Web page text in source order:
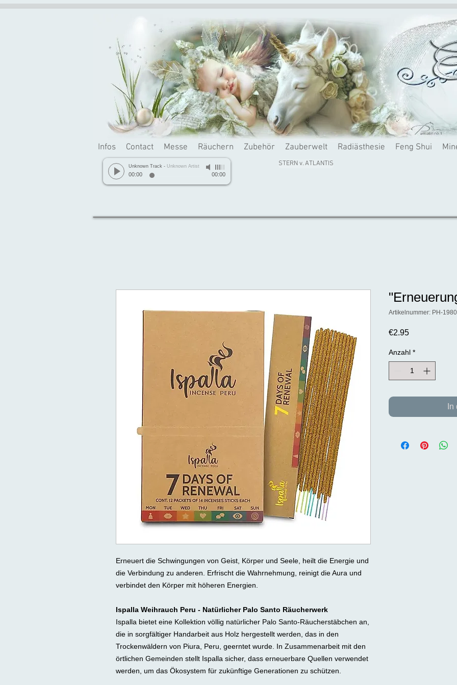
Infos Contact Messe Räuchern Zubehör Zauberwelt Radiästhesie Feng Shui
Unknown Track - Unknown Artist
00:00 00:00
STERN v. ATLANTIS
Erneuert die Schwingungen von Geist, Körper und Seele, heilt die Energie und
die Verbindung zu anderen. Erfrischt die Wahrnehmung, reinigt die Aura und
verbindet den Körper mit höheren Energien.
Ispalla Weihrauch Peru - Natürlicher Palo Santo Räucherwerk
Ispalla bietet eine Kollektion völlig natürlicher Palo Santo-Räucherstäbchen an,
die in sorgfältiger Handarbeit aus Holz hergestellt werden, das in den
Trockenwäldern von Piura, Peru, geerntet wurde. In Zusammenarbeit mit den
örtlichen Gemeinden stellt Ispalla sicher, dass erneuerbare Quellen verwendet
werden, um das Ökosystem für zukünftige Generationen zu schützen.
Artikelnummer: PH-
€2.95Preis
Anzahl *